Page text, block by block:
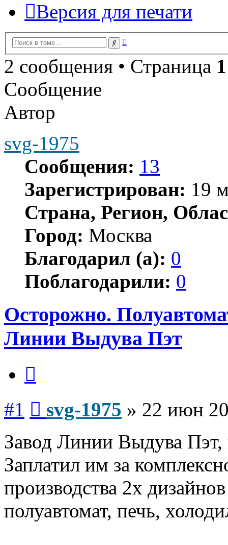
Версия для печати
Поиск
2 сообщения • Страница 1
Сообщение
Автор
svg-1975
Сообщения: 13
Зарегистрирован: 19
Страна, Регион,
Город: Москва
Благодарил (а): 0
Поблагодарили: 0
Осторожно.
Линии Выдува Пэт
#1 svg-1975 » 22 июн
Завод Линии Выдува Пэт,
Заплатил им за
производства 2х
полуавтомат, печь,